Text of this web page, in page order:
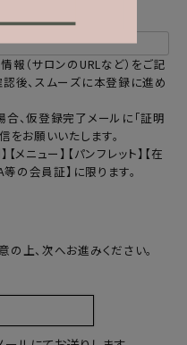
アカウントなど
(
必
須
報（サロンのURLなど）をご記
後、スムーズに本登録に進め
、仮登録完了メールに「証明
お願いいたします。
ニュー】【パンフレット】【在
の会員証】に限ります。
上、次へお進みください。